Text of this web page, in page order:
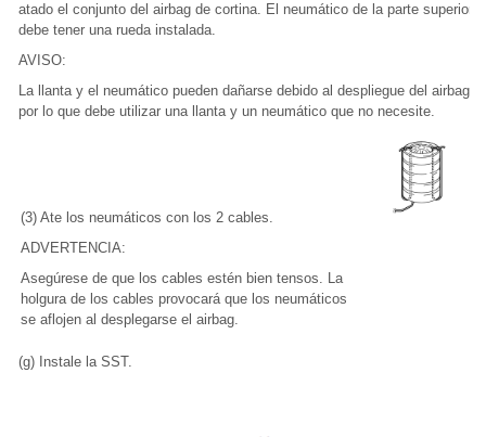
atado el conjunto del airbag de cortina. El neumático de la parte superior
debe tener una rueda instalada.
AVISO:
La llanta y el neumático pueden dañarse debido al despliegue del airbag,
por lo que debe utilizar una llanta y un neumático que no necesite.
(3) Ate los neumáticos con los 2 cables.
ADVERTENCIA:
Asegúrese de que los cables estén bien tensos. La
holgura de los cables provocará que los neumáticos
se aflojen al desplegarse el airbag.
(g) Instale la SST.